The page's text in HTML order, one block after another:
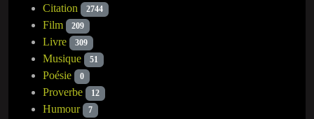
Citation 2744
Film 209
Livre 309
Musique 51
Poésie 0
Proverbe 12
Humour 7